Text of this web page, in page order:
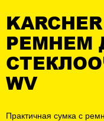
РЕМНЕМ
WV
Практичная сумка с